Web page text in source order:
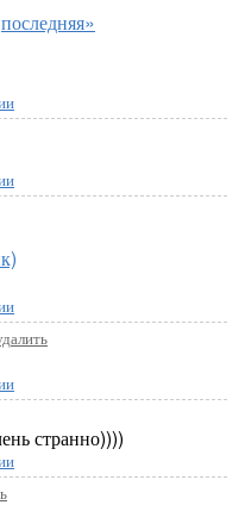
последняя»
странно))))